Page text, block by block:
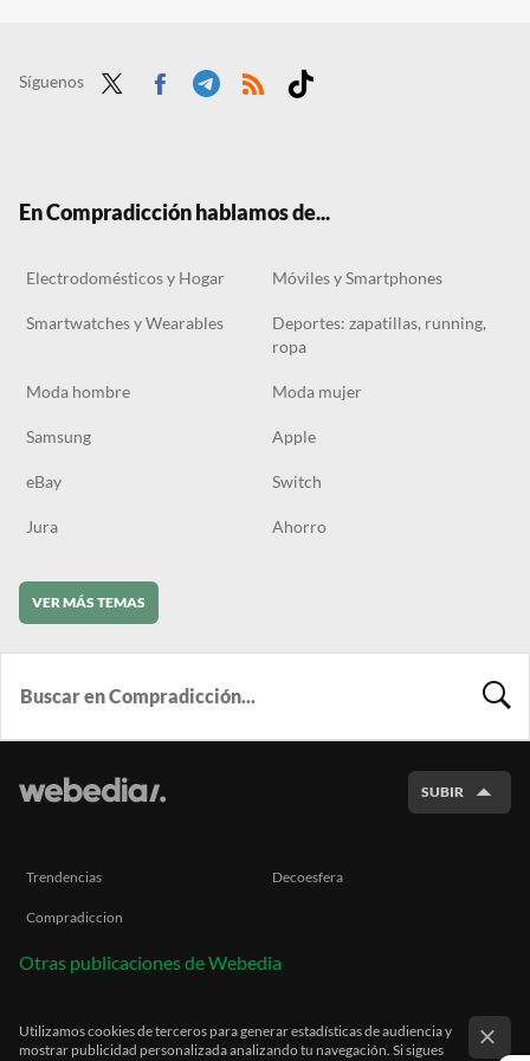
Síguenos
En Compradicción hablamos de...
Electrodomésticos y Hogar Móviles y Smartphones
Smartwatches y Wearables
Deportes: zapatillas, running,
ropa
Moda hombre Moda mujer
Samsung Apple
eBay Switch
Jura Ahorro
VER MÁS TEMAS
SUBIR
Trendencias Decoesfera
Compradiccion
Otras publicaciones de Webedia
Utilizamos cookies de terceros para generar estadísticas de audiencia y
mostrar publicidad personalizada analizando tu navegación. Si sigues